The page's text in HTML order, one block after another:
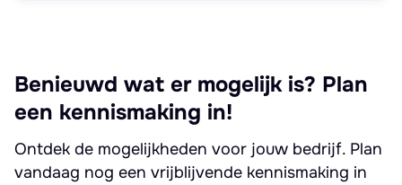
Benieuwd wat er mogelijk is? Plan
een kennismaking in!
Ontdek de mogelijkheden voor jouw bedrijf. Plan
vandaag nog een vrijblijvende kennismaking in